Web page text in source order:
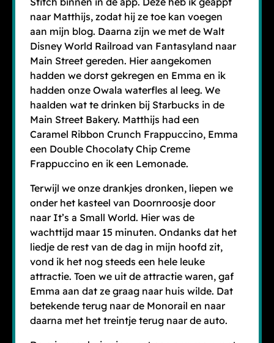
naar Matthijs, zodat hij ze toe kan voegen
aan mijn blog. Daarna zijn we met de Walt
Disney World Railroad van Fantasyland naar
Main Street gereden. Hier aangekomen
hadden we dorst gekregen en Emma en ik
hadden onze Owala waterfles al leeg. We
haalden wat te drinken bij Starbucks in de
Main Street Bakery. Matthijs had een
Caramel Ribbon Crunch Frappuccino, Emma
een Double Chocolaty Chip Creme
Frappuccino en ik een Lemonade.
Terwijl we onze drankjes dronken, liepen we
onder het kasteel van Doornroosje door
naar It’s a Small World. Hier was de
wachttijd maar 15 minuten. Ondanks dat het
liedje de rest van de dag in mijn hoofd zit,
vond ik het nog steeds een hele leuke
attractie. Toen we uit de attractie waren, gaf
Emma aan dat ze graag naar huis wilde. Dat
betekende terug naar de Monorail en naar
daarna met het treintje terug naar de auto.